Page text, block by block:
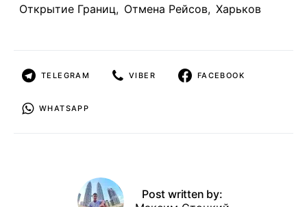
Открытие Границ, Отмена Рейсов, Харьков
TELEGRAM VIBER FACEBOOK
WHATSAPP
Post written by: